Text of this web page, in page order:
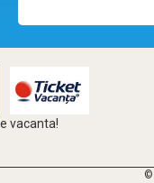
vacanta!
©